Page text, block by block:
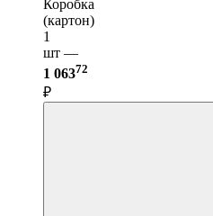
Коробка
(картон)
1
шт —
1 06372
₽